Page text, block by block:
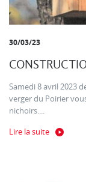
30/03/23
Samedi 8 avril 2023
verger du Poirier
nichoirs....
Lire la suite